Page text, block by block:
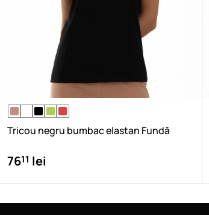
Tricou negru bumbac elastan Fundă
7611 lei